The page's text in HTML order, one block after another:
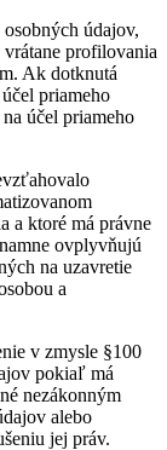
údajov,
profilovania
Ak dotknutá
priameho
účel priameho
a ktoré má právne
ovplyvňujú
na uzavretie
a
v zmysle §100
pokiaľ má
nezákonným
alebo
jej práv.